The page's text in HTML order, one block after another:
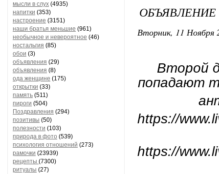
мысли в слух (4935)
напитки (353)
настроение (3151)
наши братья меньшие (961)
необычное и невероятное (46)
ностальгия (85)
обои (3)
объявления (29)
объявления (8)
ода женщине (175)
открытки (33)
память (511)
пироги (504)
Поздравления (294)
позитивы (50)
полезности (103)
природа в фото (539)
психология отношений (273)
рамочки (23939)
рецепты (7300)
ритуалы (27)
ОБЪЯВЛЕНИЕ
Вторник, 11 Ноября
Второй
попадают
https://
https://